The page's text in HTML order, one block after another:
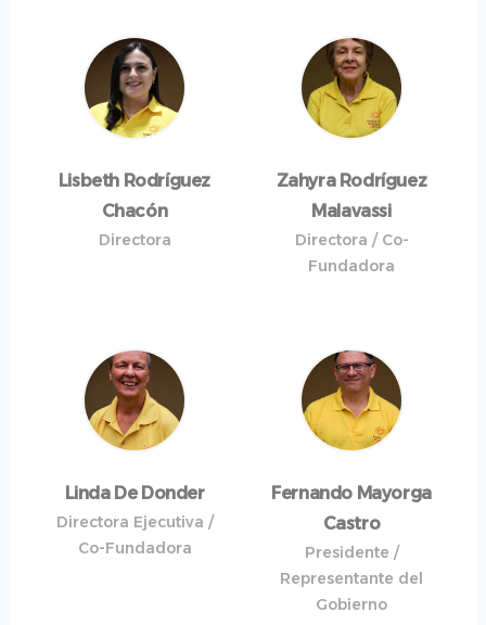
Lisbeth Rodríguez
Chacón
Directora
Zahyra Rodríguez
Malavassi
Directora / Co-
Fundadora
Linda De Donder
Directora Ejecutiva /
Co-Fundadora
Fernando Mayorga
Castro
Presidente /
Representante del
Gobierno